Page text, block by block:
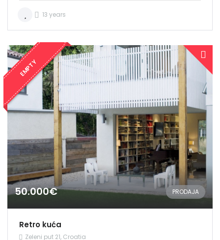
13 years
EMPTY
50.000€ PRODAJA
Retro kuća
Zeleni put 21, Croatia